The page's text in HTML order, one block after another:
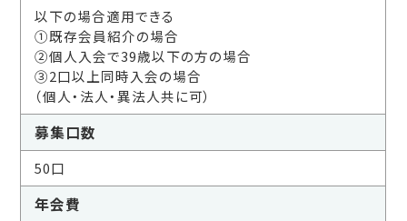
以下の場合適用できる
①既存会員紹介の場合
②個人入会で39歳以下の方の場合
③2口以上同時入会の場合
（個人・法人・異法人共に可）
募集口数
50口
年会費